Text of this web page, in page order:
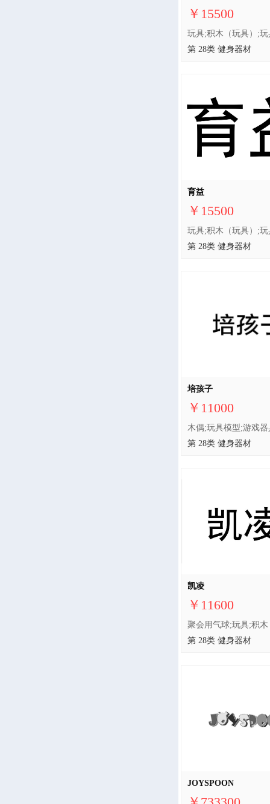
￥15500
第 28类 健身器材
育益
￥15500
第 28类 健身器材
培孩子
￥11000
第 28类 健身器材
凯凌
￥11600
第 28类 健身器材
JOYSPOON